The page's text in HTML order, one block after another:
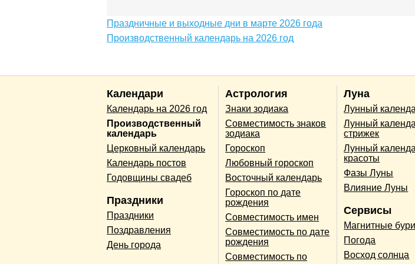
Праздничные и выходные дни в марте 2026 года
Производственный календарь на 2026 год
Календари
Календарь на 2026 год
Производственный
календарь
Церковный календарь
Календарь постов
Годовщины свадеб
Праздники
Праздники
Поздравления
День города
Астрология
Знаки зодиака
Совместимость знаков
зодиака
Гороскоп
Любовный гороскоп
Восточный календарь
Гороскоп по дате
рождения
Совместимость имен
Совместимость по дате
рождения
Совместимость по
Луна
Лунный
Лунный
стрижек
Лунный
красоты
Фазы Луны
Влияние Луны
Сервисы
Магнитные бури
Погода
Восход солнца